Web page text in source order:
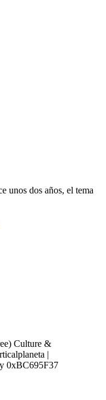
unos dos años, el tema
Culture &
|
0xBC695F37